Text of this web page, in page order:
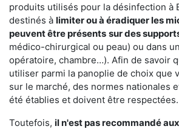
produits utilisés pour la désinfection à
destinés à limiter ou à éradiquer les
peuvent être présents sur des
médico-chirurgical ou peau) ou dans
opératoire, chambre…). Afin de savoir
utiliser parmi la panoplie de choix que
sur le marché, des normes nationales
été établies et doivent être respectées.
Toutefois, il n'est pas recommandé